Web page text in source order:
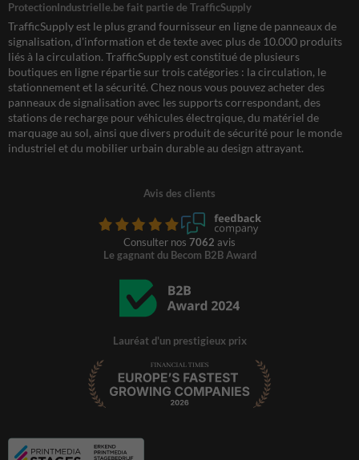
ProtectionIndustrielle.be fait partie de TrafficSupply
TrafficSupply est le plus grand fournisseur en ligne de panneaux de
signalisation, d'information et de texte avec plus de 10.000 produits
liés à la circulation. TrafficSupply est constitué de plusieurs
boutiques en ligne répartie sur trois catégories : la circulation, le
stationnement et la sécurité. Chez nous vous pouvez acheter des
panneaux de signalisation avec les supports correspondant, des
stations de recharge pour véhicules électrqique, du matériel de
marquage au sol, ainsi que divers produit de sécurité pour le monde
industriel et du mobilier urbain durable au design attrayant.
Avis des clients
Consulter nos 7062 avis
Le gagnant du Becom B2B Award
Lauréat d'un prestigieux prix